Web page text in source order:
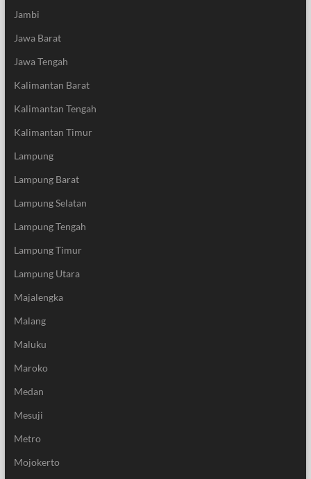
Jambi
Jawa Barat
Jawa Tengah
Kalimantan Barat
Kalimantan Tengah
Kalimantan Timur
Lampung
Lampung Barat
Lampung Selatan
Lampung Tengah
Lampung Timur
Lampung Utara
Majalengka
Malang
Maluku
Maroko
Medan
Mesuji
Metro
Mojokerto